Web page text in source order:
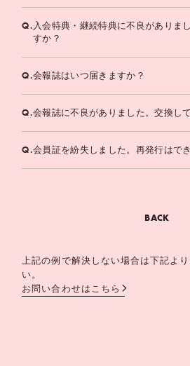
Q. 入会特典・継続特典に不良がありま
すか？
Q.会報誌はいつ届きますか？
Q.会報誌に不良がありました。交換し
Q.会員証を紛失しました。再発行はで
BACK
上記の例で解決しない場合は下記よ
い。
お問い合わせはこちら